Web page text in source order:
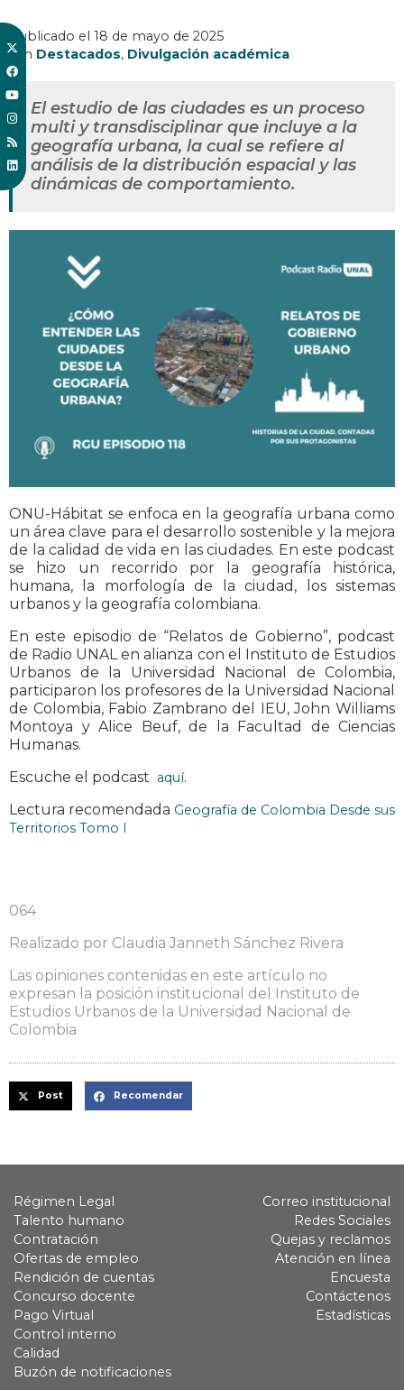
Publicado el 18 de mayo de 2025
, en Destacados, Divulgación académica
El estudio de las ciudades es un proceso
multi y transdisciplinar que incluye a la
geografía urbana, la cual se refiere al
análisis de la distribución espacial y las
dinámicas de comportamiento.
ONU-Hábitat se enfoca en la geografía urbana como
un área clave para el desarrollo sostenible y la mejora
de la calidad de vida en las ciudades. En este podcast
se hizo un recorrido por la geografía histórica,
humana, la morfología de la ciudad, los sistemas
urbanos y la geografía colombiana.
En este episodio de “Relatos de Gobierno”, podcast
de Radio UNAL en alianza con el Instituto de Estudios
Urbanos de la Universidad Nacional de Colombia,
participaron los profesores de la Universidad Nacional
de Colombia, Fabio Zambrano del IEU, John Williams
Montoya y Alice Beuf, de la Facultad de Ciencias
Humanas.
Escuche el podcast aquí.
Lectura recomendada Geografía de Colombia Desde sus
Territorios Tomo I
064
Realizado por Claudia Janneth Sánchez Rivera
Las opiniones contenidas en este artículo no
expresan la posición institucional del Instituto de
Estudios Urbanos de la Universidad Nacional de
Colombia
Post Recomendar
Régimen Legal
Talento humano
Contratación
Ofertas de empleo
Rendición de cuentas
Concurso docente
Pago Virtual
Control interno
Calidad
Buzón de notificaciones
Correo institucional
Redes Sociales
Quejas y reclamos
Atención en línea
Encuesta
Contáctenos
Estadísticas